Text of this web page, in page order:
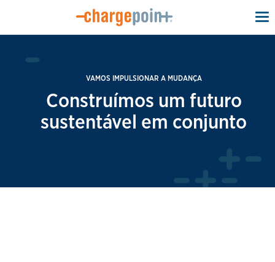
VAMOS IMPULSIONAR A MUDANÇA
Construímos um futuro
sustentável em conjunto